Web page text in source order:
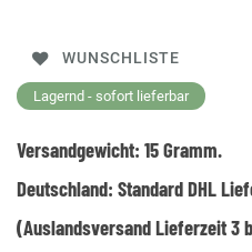
WUNSCHLISTE
Lagernd - sofort lieferbar
Versandgewicht: 15Gramm.
Deutschland: Standard DHL
(Auslandsversand Lieferzeit 3